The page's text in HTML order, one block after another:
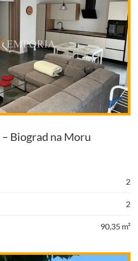
Biograd na Moru
2
2
90,35 m²